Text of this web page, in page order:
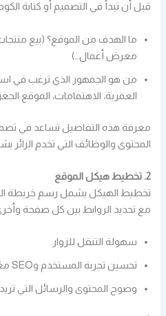
قبل أن تبدأ في التصميم أو كتابة
ما الهدف من الموقع؟ (بيع
معرض أعمال…)
من هو الجمهور الذي ترغب في
العمرية، الاهتمامات، الموقع
معرفة هذه التفاصيل تساعد في
المحتوى والوظائف التي تخدم الزائر
2. تخطيط هيكل الموقع
تخطيط الهيكل يشمل رسم خريطة
مع تحديد الروابط بين كل صفحة
سهولة التنقل للزوار.
تحسين تجربة المستخدم وSEO معًا.
وضوح المحتوى والرسائل التي تريد